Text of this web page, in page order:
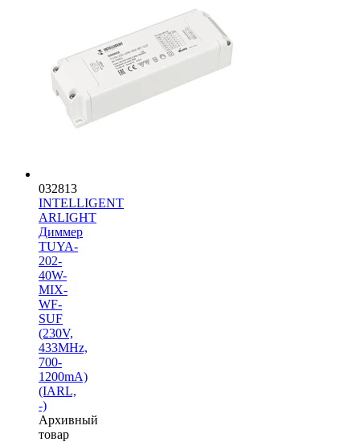
032813
INTELLIGENT
ARLIGHT
Диммер
TUYA-
202-
40W-
MIX-
WF-
SUF
(230V,
433MHz,
700-
1200mA)
(IARL,
-)
Архивный
товар